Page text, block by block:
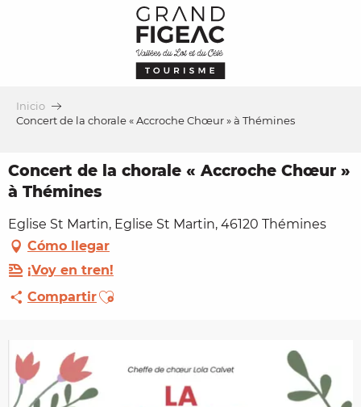
Inicio
Concert de la chorale « Accroche Chœur » à Thémines
Concert de la chorale « Accroche Chœur »
à Thémines
Eglise St Martin, Eglise St Martin, 46120 Thémines
Cómo llegar
¡Voy en tren!
CompartirAjouter aux favoris